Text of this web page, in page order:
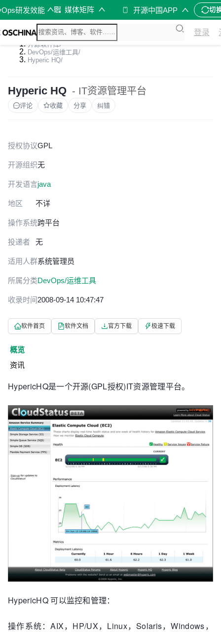
研发效能 媒体矩阵 开源中国APP 切
登录
开源软件库/
DevOps/运维工具/
Hyperic HQ/
Hyperic HQ - IT资源管理平台
评论 收藏 分享 纠错
授权协议GPL
开源组织无
开发语言java
地区 不详
操作系统跨平台
投递者 无
适用人群系统管理员
所属分类DevOps/运维工具
收录时间2008-09-14 10:47:47
软件首页 软件文档 官方下载 极速下载
概览
资讯
HypericHQ是一个开源(GPL授权)IT资源管理平台。
HypericHQ 可以监控和管理：
操作系统：AIX，HP/UX，Linux，Solaris，Windows，